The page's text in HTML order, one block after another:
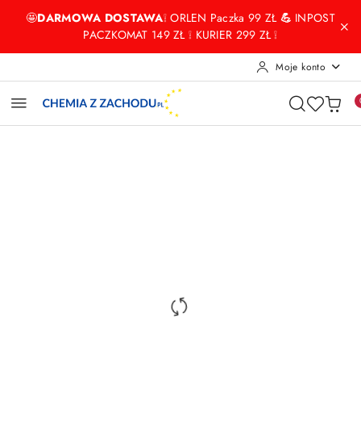
Przejdź do treści głównej
Przejdź do wyszukiwarki
Przejdź do moje konto
Przejdź do menu głównego
Przejdź do opisu produktu
Przejdź do stopki
🤩DARMOWA DOSTAWA❕ ORLEN Paczka 99 ZŁ💪 INPOST
PACZKOMAT 149 ZŁ ❕ KURIER 299 ZŁ ❕
Moje konto